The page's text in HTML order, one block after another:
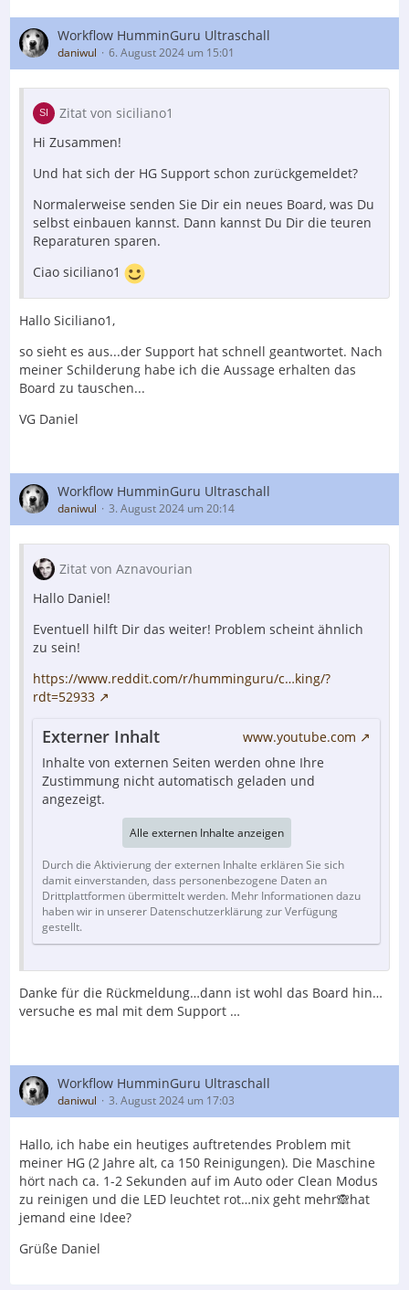
Workflow HumminGuru Ultraschall
daniwul 6. August 2024 um 15:01
Zitat von siciliano1
Hi Zusammen!
Und hat sich der HG Support schon zurückgemeldet?
Normalerweise senden Sie Dir ein neues Board, was Du
selbst einbauen kannst. Dann kannst Du Dir die teuren
Reparaturen sparen.
Ciao siciliano1
Hallo Siciliano1,
so sieht es aus...der Support hat schnell geantwortet. Nach
meiner Schilderung habe ich die Aussage erhalten das
Board zu tauschen...
VG Daniel
Workflow HumminGuru Ultraschall
daniwul 3. August 2024 um 20:14
Zitat von Aznavourian
Hallo Daniel!
Eventuell hilft Dir das weiter! Problem scheint ähnlich
zu sein!
https://www.reddit.com/r/humminguru/c…king/?
rdt=52933
Externer Inhalt
www.youtube.com
Inhalte von externen Seiten werden ohne Ihre
Zustimmung nicht automatisch geladen und
angezeigt.
Alle externen Inhalte anzeigen
Durch die Aktivierung der externen Inhalte erklären Sie sich
damit einverstanden, dass personenbezogene Daten an
Drittplattformen übermittelt werden. Mehr Informationen dazu
haben wir in unserer Datenschutzerklärung zur Verfügung
gestellt.
Danke für die Rückmeldung…dann ist wohl das Board hin…
versuche es mal mit dem Support …
Workflow HumminGuru Ultraschall
daniwul 3. August 2024 um 17:03
Hallo, ich habe ein heutiges auftretendes Problem mit
meiner HG (2 Jahre alt, ca 150 Reinigungen). Die Maschine
hört nach ca. 1-2 Sekunden auf im Auto oder Clean Modus
zu reinigen und die LED leuchtet rot…nix geht mehr🙈hat
jemand eine Idee?
Grüße Daniel